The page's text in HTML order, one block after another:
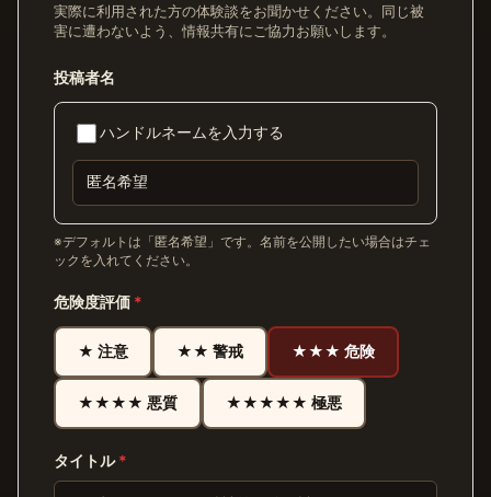
実際に利用された方の体験談をお聞かせください。同じ被
害に遭わないよう、情報共有にご協力お願いします。
投稿者名
ハンドルネームを入力する
※デフォルトは「匿名希望」です。名前を公開したい場合はチェ
ックを入れてください。
危険度評価 *
★ 注意 ★★ 警戒 ★★★ 危険
★★★★ 悪質 ★★★★★ 極悪
タイトル*